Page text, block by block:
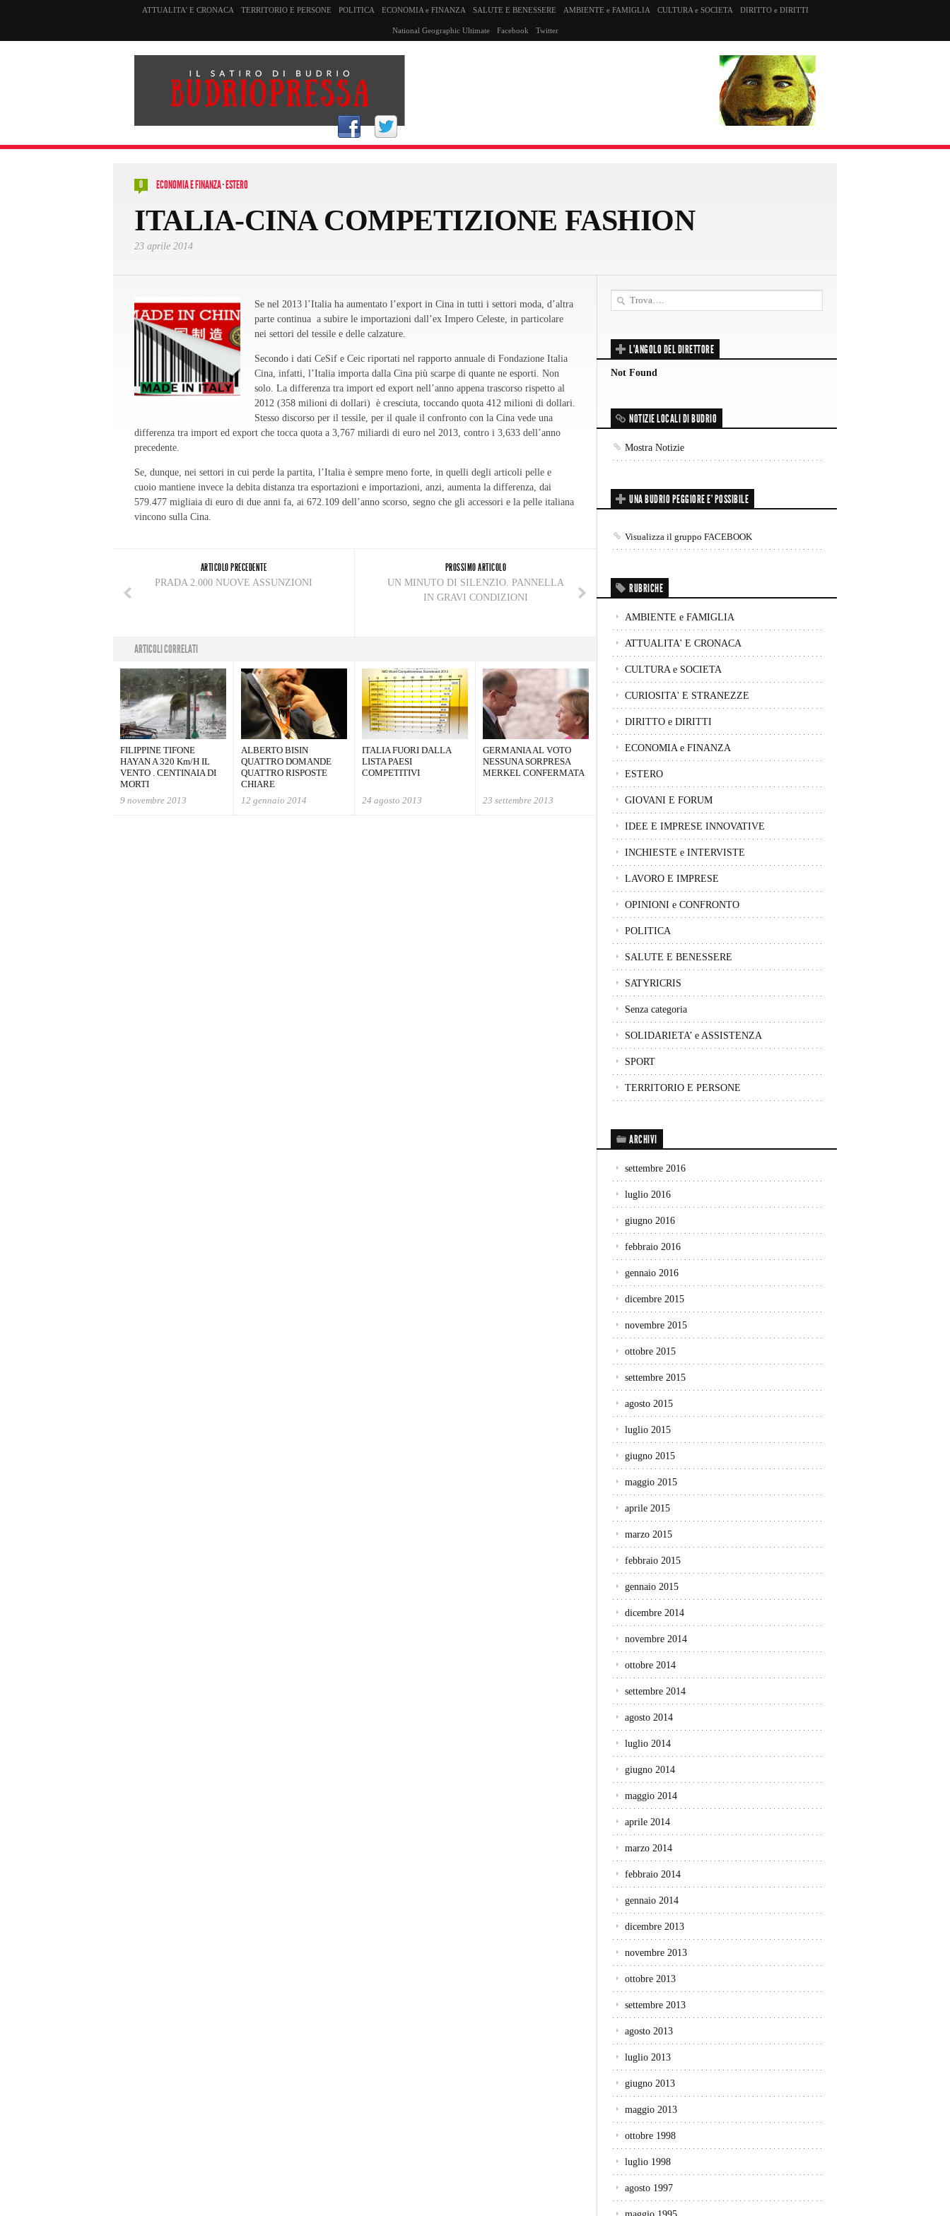
ATTUALITA’ E CRONACA TERRITORIO E PERSONE POLITICA ECONOMIA e FINANZA SALUTE E BENESSERE AMBIENTE e FAMIGLIA CULTURA e SOCIETA DIRITTO e DIRITTI
National Geographic Ultimate Facebook Twitter
0 ECONOMIA E FINANZA·ESTERO
ITALIA-CINA COMPETIZIONE FASHION
23 aprile 2014
Se nel 2013 l’Italia ha aumentato l’export in Cina in tutti i settori moda, d’altra
parte continua a subire le importazioni dall’ex Impero Celeste, in particolare
nei settori del tessile e delle calzature.
Secondo i dati CeSif e Ceic riportati nel rapporto annuale di Fondazione Italia
Cina, infatti, l’Italia importa dalla Cina più scarpe di quante ne esporti. Non
solo. La differenza tra import ed export nell’anno appena trascorso rispetto al
2012 (358 milioni di dollari) è cresciuta, toccando quota 412 milioni di dollari.
Stesso discorso per il tessile, per il quale il confronto con la Cina vede una
differenza tra import ed export che tocca quota a 3,767 miliardi di euro nel 2013, contro i 3,633 dell’anno
precedente.
Se, dunque, nei settori in cui perde la partita, l’Italia è sempre meno forte, in quelli degli articoli pelle e
cuoio mantiene invece la debita distanza tra esportazioni e importazioni, anzi, aumenta la differenza, dai
579.477 migliaia di euro di due anni fa, ai 672.109 dell’anno scorso, segno che gli accessori e la pelle italiana
vincono sulla Cina.
ARTICOLO PRECEDENTE
PRADA 2.000 NUOVE ASSUNZIONI
PROSSIMO ARTICOLO
UN MINUTO DI SILENZIO. PANNELLA
IN GRAVI CONDIZIONI
ARTICOLI CORRELATI
FILIPPINE TIFONE
HAYAN A 320 Km/H IL
VENTO . CENTINAIA DI
MORTI
9 novembre 2013
ALBERTO BISIN
QUATTRO DOMANDE
QUATTRO RISPOSTE
CHIARE
12 gennaio 2014
ITALIA FUORI DALLA
LISTA PAESI
COMPETITIVI
24 agosto 2013
GERMANIA AL VOTO
NESSUNA SORPRESA
MERKEL CONFERMATA
23 settembre 2013
L'ANGOLO DEL DIRETTORE
Not Found
NOTIZIE LOCALI DI BUDRIO
Mostra Notizie
UNA BUDRIO PEGGIORE E’ POSSIBILE
Visualizza il gruppo FACEBOOK
RUBRICHE
AMBIENTE e FAMIGLIA
ATTUALITA' E CRONACA
CULTURA e SOCIETA
CURIOSITA' E STRANEZZE
DIRITTO e DIRITTI
ECONOMIA e FINANZA
ESTERO
GIOVANI E FORUM
IDEE E IMPRESE INNOVATIVE
INCHIESTE e INTERVISTE
LAVORO E IMPRESE
OPINIONI e CONFRONTO
POLITICA
SALUTE E BENESSERE
SATYRICRIS
Senza categoria
SOLIDARIETA’ e ASSISTENZA
SPORT
TERRITORIO E PERSONE
ARCHIVI
settembre 2016
luglio 2016
giugno 2016
febbraio 2016
gennaio 2016
dicembre 2015
novembre 2015
ottobre 2015
settembre 2015
agosto 2015
luglio 2015
giugno 2015
maggio 2015
aprile 2015
marzo 2015
febbraio 2015
gennaio 2015
dicembre 2014
novembre 2014
ottobre 2014
settembre 2014
agosto 2014
luglio 2014
giugno 2014
maggio 2014
aprile 2014
marzo 2014
febbraio 2014
gennaio 2014
dicembre 2013
novembre 2013
ottobre 2013
settembre 2013
agosto 2013
luglio 2013
giugno 2013
maggio 2013
ottobre 1998
luglio 1998
agosto 1997